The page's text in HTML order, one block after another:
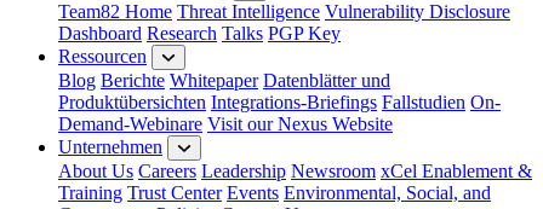
Team82 Home Threat Intelligence Vulnerability Disclosure
Dashboard Research Talks PGP Key
Ressourcen
Blog Berichte Whitepaper Datenblätter und
Produktübersichten Integrations-Briefings Fallstudien On-
Demand-Webinare Visit our Nexus Website
Unternehmen
About Us Careers Leadership Newsroom xCel Enablement &
Training Trust Center Events Environmental, Social, and